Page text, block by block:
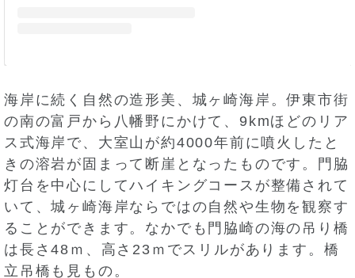
海岸に続く自然の造形美、城ヶ崎海岸。伊東市街
の南の富戸から八幡野にかけて、9kmほどのリア
ス式海岸で、大室山が約4000年前に噴火したと
きの溶岩が固まって断崖となったものです。門脇
灯台を中心にしてハイキングコースが整備されて
いて、城ヶ崎海岸ならではの自然や生物を観察す
ることができます。なかでも門脇崎の海の吊り橋
は長さ48ｍ、高さ23ｍでスリルがあります。橋
立吊橋も見もの。